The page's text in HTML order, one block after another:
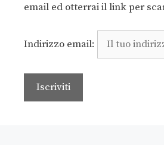
email ed otterrai il link per
Indirizzo email: